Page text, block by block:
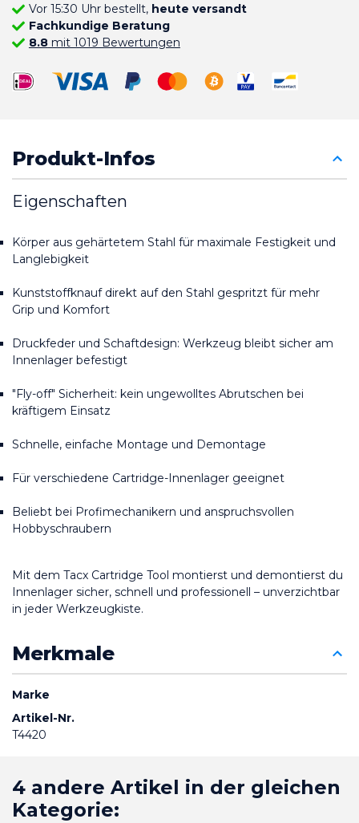
Vor 15:30 Uhr bestellt, heute versandt
Fachkundige Beratung
8.8mit 1019 Bewertungen
Produkt-Infos
Eigenschaften
Körper aus gehärtetem Stahl für maximale Festigkeit und
Langlebigkeit
Kunststoffknauf direkt auf den Stahl gespritzt für mehr
Grip und Komfort
Druckfeder und Schaftdesign: Werkzeug bleibt sicher am
Innenlager befestigt
"Fly-off" Sicherheit: kein ungewolltes Abrutschen bei
kräftigem Einsatz
Schnelle, einfache Montage und Demontage
Für verschiedene Cartridge-Innenlager geeignet
Beliebt bei Profimechanikern und anspruchsvollen
Hobbyschraubern
Mit dem Tacx Cartridge Tool montierst und demontierst du
Innenlager sicher, schnell und professionell – unverzichtbar
in jeder Werkzeugkiste.
Merkmale
Marke
Artikel-Nr.
T4420
4 andere Artikel in der gleichen
Kategorie: